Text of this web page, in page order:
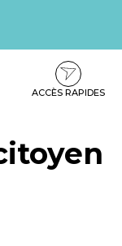
ACCÈS RAPIDES